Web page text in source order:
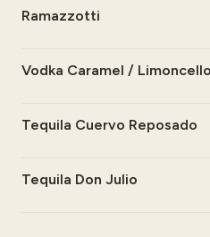
Ramazzotti
Vodka Caramel / Limoncello
Tequila Cuervo Reposado
Tequila Don Julio